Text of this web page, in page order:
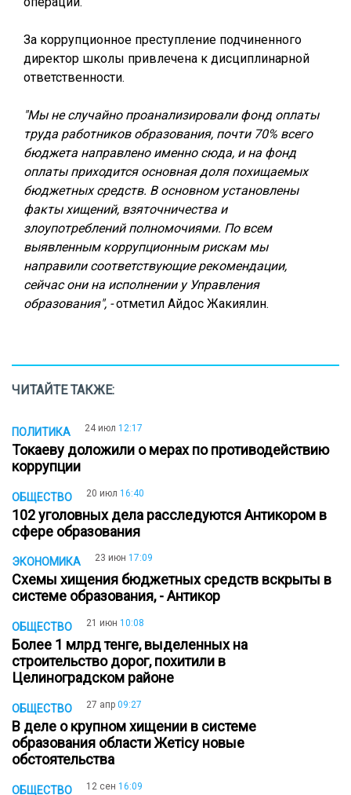
За коррупционное преступление подчиненного
директор школы привлечена к дисциплинарной
ответственности.
"Мы не случайно проанализировали фонд оплаты
труда работников образования, почти 70% всего
бюджета направлено именно сюда, и на фонд
оплаты приходится основная доля похищаемых
бюджетных средств. В основном установлены
факты хищений, взяточничества и
злоупотреблений полномочиями. По всем
выявленным коррупционным рискам мы
направили соответствующие рекомендации,
сейчас они на исполнении у Управления
образования", -отметил Айдос Жакиялин.
ЧИТАЙТЕ ТАКЖЕ:
ПОЛИТИКА 24 июл 12:17
Токаеву доложили о мерах по противодействию
коррупции
ОБЩЕСТВО 20 июл 16:40
102 уголовных дела расследуются Антикором в
сфере образования
ЭКОНОМИКА 23 июн 17:09
Схемы хищения бюджетных средств вскрыты в
системе образования, - Антикор
ОБЩЕСТВО 21 июн 10:08
Более 1 млрд тенге, выделенных на
строительство дорог, похитили в
Целиноградском районе
ОБЩЕСТВО 27 апр 09:27
В деле о крупном хищении в системе
образования области Жетісу новые
обстоятельства
ОБЩЕСТВО 12 сен 16:09